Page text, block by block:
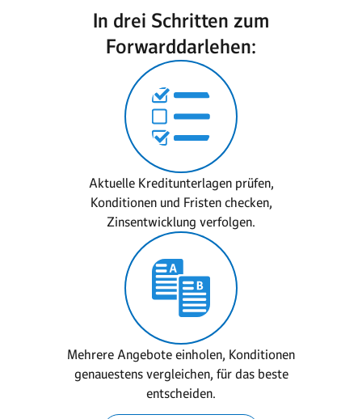
In drei Schritten zum
Forwarddarlehen:
Aktuelle Kreditunterlagen prüfen,
Konditionen und Fristen checken,
Zinsentwicklung verfolgen.
Mehrere Angebote einholen, Konditionen
genauestens vergleichen, für das beste
entscheiden.